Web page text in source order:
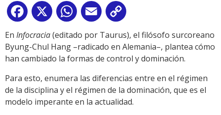
Facebook
X WhatsApp
Email
Link
En Infocracia(editado por Taurus), el filósofo surcoreano
Byung-Chul Hang –radicado en Alemania–, plantea cómo
han cambiado la formas de control y dominación.
Para esto, enumera las diferencias entre en el régimen
de la disciplina y el régimen de la dominación, que es el
modelo imperante en la actualidad.